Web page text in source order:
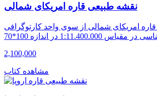
نقشه طبیعی قاره امریکای شمالی
امریکای شمالی از سوی واحد کارتوگرافی
2,100,000
مشاهده کتاب